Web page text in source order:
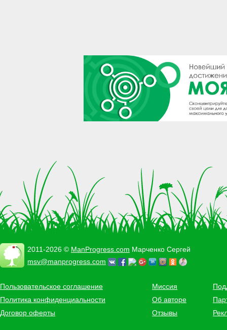
2011-2026 © ManProgress.com Марченко Сергей
msv@manprogress.com
Пользовательское соглашение
Политика конфиденциальности
Договор оферты
Миссия
Об авторе
Отзывы